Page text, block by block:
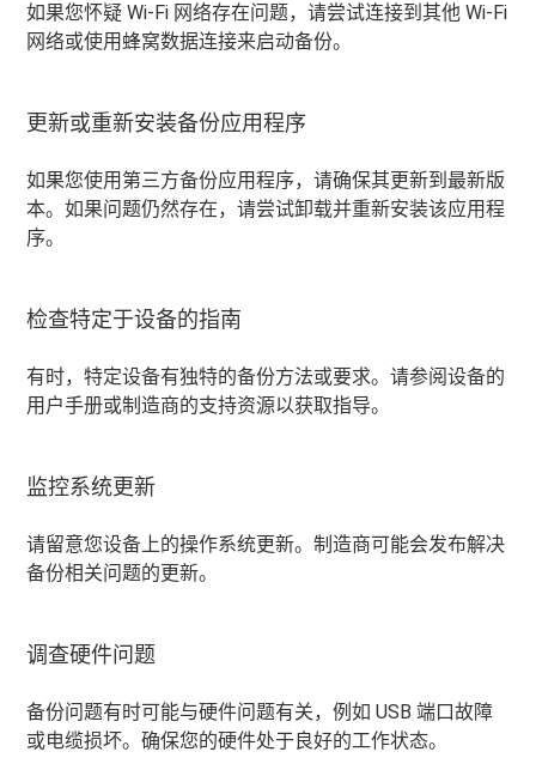
如果您怀疑 Wi-Fi 网络存在问题，请尝试连接到其他 Wi-Fi
网络或使用蜂窝数据连接来启动备份。
更新或重新安装备份应用程序
如果您使用第三方备份应用程序，请确保其更新到最新版
本。如果问题仍然存在，请尝试卸载并重新安装该应用程
序。
检查特定于设备的指南
有时，特定设备有独特的备份方法或要求。请参阅设备的
用户手册或制造商的支持资源以获取指导。
监控系统更新
请留意您设备上的操作系统更新。制造商可能会发布解决
备份相关问题的更新。
调查硬件问题
备份问题有时可能与硬件问题有关，例如 USB 端口故障
或电缆损坏。确保您的硬件处于良好的工作状态。